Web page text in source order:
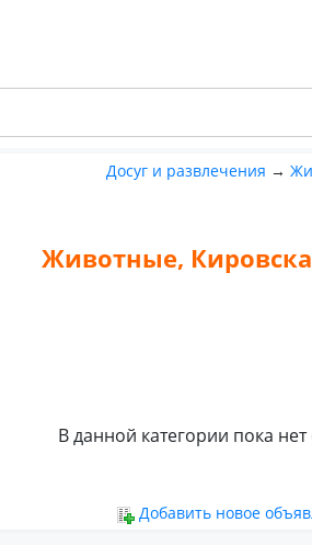
Досуг и развлечения →
Животные,
В данной категории пока
Добавить новое